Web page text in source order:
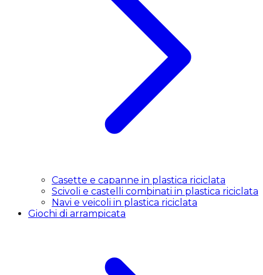
Casette e capanne in plastica riciclata
Scivoli e castelli combinati in plastica riciclata
Navi e veicoli in plastica riciclata
Giochi di arrampicata